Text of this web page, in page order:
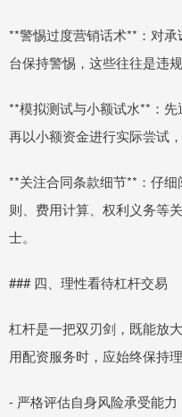
**警惕过度营销话术**：对承
台保持警惕，这些往往是违
**模拟测试与小额试水**：先
再以小额资金进行实际尝试
**关注合同条款细节**：仔
则、费用计算、权利义务等
士。
### 四、理性看待杠杆交易
杠杆是一把双刃剑，既能放
用配资服务时，应始终保持理
- 严格评估自身风险承受能